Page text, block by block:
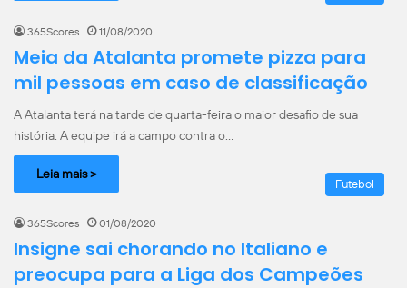
365Scores 11/08/2020
Meia da Atalanta promete pizza para
mil pessoas em caso de classificação
A Atalanta terá na tarde de quarta-feira o maior desafio de sua
história. A equipe irá a campo contra o…
Leia mais >
Futebol
365Scores 01/08/2020
Insigne sai chorando no Italiano e
preocupa para a Liga dos Campeões